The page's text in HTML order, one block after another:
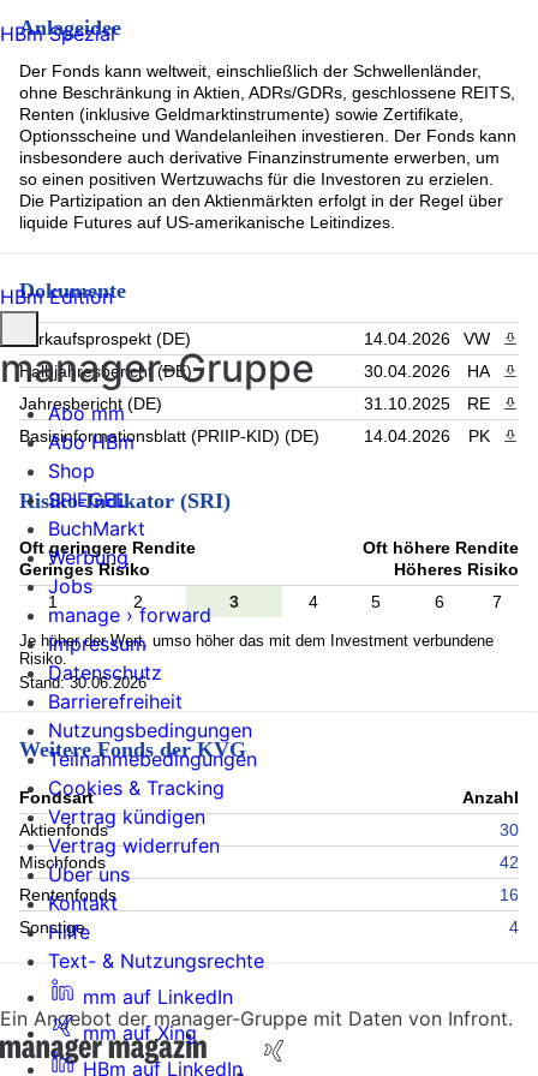
EXXON MOBIL CORP (0.97%)
ELI LILLY and CO (0.88%)
Johnson + Johnson (0.8%)
Wal-Mart Stores Inc (0.74%)
Visa (0.71%)
Costco Wholesale Corp (0.65%)
Chevron Corp (0.61%)
Rest (52%)
Anlageidee
Der Fonds kann weltweit, einschließlich der Schwellenländer,
ohne Beschränkung in Aktien, ADRs/GDRs, geschlossene REITS,
Renten (inklusive Geldmarktinstrumente) sowie Zertifikate,
Optionsscheine und Wandelanleihen investieren. Der Fonds kann
insbesondere auch derivative Finanzinstrumente erwerben, um
so einen positiven Wertzuwachs für die Investoren zu erzielen.
Die Partizipation an den Aktienmärkten erfolgt in der Regel über
liquide Futures auf US-amerikanische Leitindizes.
Dokumente
Verkaufsprospekt (DE) 14.04.2026 VW
Halbjahresbericht (DE)
30.04.2026 HA
Jahresbericht (DE)
31.10.2025 RE
Basisinformationsblatt (PRIIP-KID) (DE)
14.04.2026 PK
Risiko-Indikator (SRI)
Oft geringere Rendite
Geringes Risiko
Oft höhere Rendite
Höheres Risiko
1
2 3 4 5 6 7
Je höher der Wert, umso höher das mit dem Investment verbundene
Risiko.
Stand: 30.06.2026
Weitere Fonds der KVG
Fondsart
Anzahl
Aktienfonds
30
Mischfonds
42
Rentenfonds
16
Sonstige
4
Ein Angebot der manager-Gruppe mit Daten von Infront.
HBm Spezial
HBm Edition
manager-Gruppe
Abo mm
Abo HBm
Shop
SPIEGEL
BuchMarkt
Werbung
Jobs
manage › forward
Impressum
Datenschutz
Barrierefreiheit
Nutzungsbedingungen
Teilnahmebedingungen
Cookies & Tracking
Vertrag kündigen
Vertrag widerrufen
Über uns
Kontakt
Hilfe
Text- & Nutzungsrechte
mm auf LinkedIn
mm auf Xing
HBm auf LinkedIn